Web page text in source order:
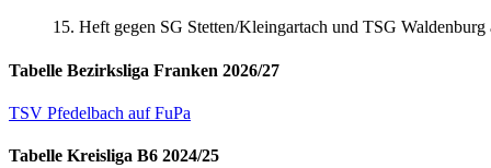
15. Heft gegen SG Stetten/Kleingartach und TSG Waldenburg
Tabelle Bezirksliga Franken 2026/27
TSV Pfedelbach auf FuPa
Tabelle Kreisliga B6 2024/25